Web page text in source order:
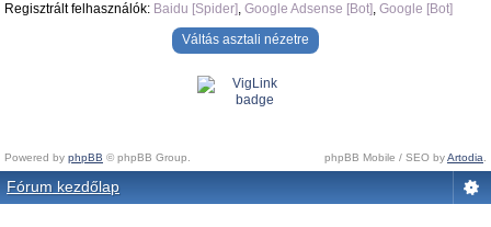
Regisztrált felhasználók: Baidu [Spider], Google Adsense [Bot], Google [Bot]
Váltás asztali nézetre
Powered by phpBB © phpBB Group. phpBB Mobile / SEO byArtodia.
Fórum kezdőlap